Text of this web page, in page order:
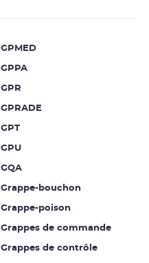
GPMED
GPPA
GPR
GPRADE
GPT
GPU
GQA
Grappe-bouchon
Grappe-poison
Grappes de commande
Grappes de contrôle